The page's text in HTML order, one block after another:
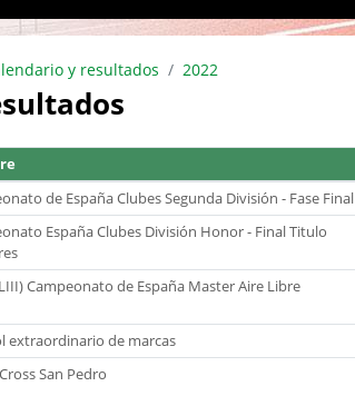
y resultados 2022
de España Clubes Segunda División - Fase Final
España Clubes División Honor - Final Titulo
Campeonato de España Master Aire Libre
extraordinario de marcas
San Pedro